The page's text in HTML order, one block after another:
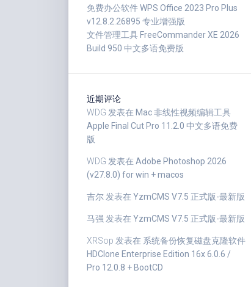
免费办公软件 WPS Office 2023 Pro Plus
v12.8.2.26895 专业增强版
文件管理工具 FreeCommander XE 2026
Build 950 中文多语免费版
近期评论
WDG 发表在 Mac 非线性视频编辑工具
Apple Final Cut Pro 11.2.0 中文多语免费
版
WDG 发表在 Adobe Photoshop 2026
(v27.8.0) for win + macos
吉尔 发表在 YzmCMS V7.5 正式版-最新版
马强 发表在 YzmCMS V7.5 正式版-最新版
XRSop 发表在 系统备份恢复磁盘克隆软件
HDClone Enterprise Edition 16x 6.0.6 /
Pro 12.0.8 + BootCD